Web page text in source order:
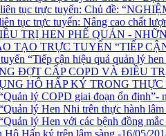
liên tục trực tuyến: Chủ đề:
tục trực tuyến: Nâng cao chất
TRỊ HEN PHẾ QUẢN -
TẠO TRỰC TUYẾN “TIẾP
“Tiếp cận hiệu quả quản lý
ĐỢT CẤP COPD VÀ ĐIỀU
HÔ HẤP KÝ TRONG
lý COPD giai đoạn ổn định”-
lý Hen Nhi trên thực hành lâm
lý Hen với các bệnh đồng mắc
Hấp ký trên lâm sàng -16/05/